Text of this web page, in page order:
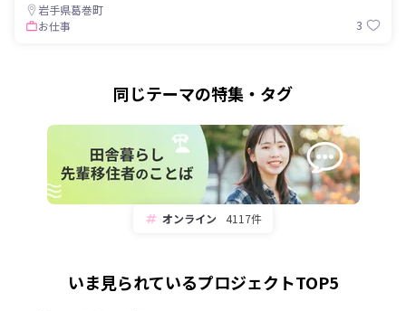
岩手県葛巻町
お仕事
3
同じテーマの特集・タグ
オンライン 4117件
いま見られているプロジェクトTOP5